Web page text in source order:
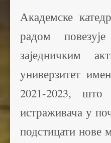
Академске
радом
заједничким
универзитет
2021-2023,
истраживача у
подстицати нове